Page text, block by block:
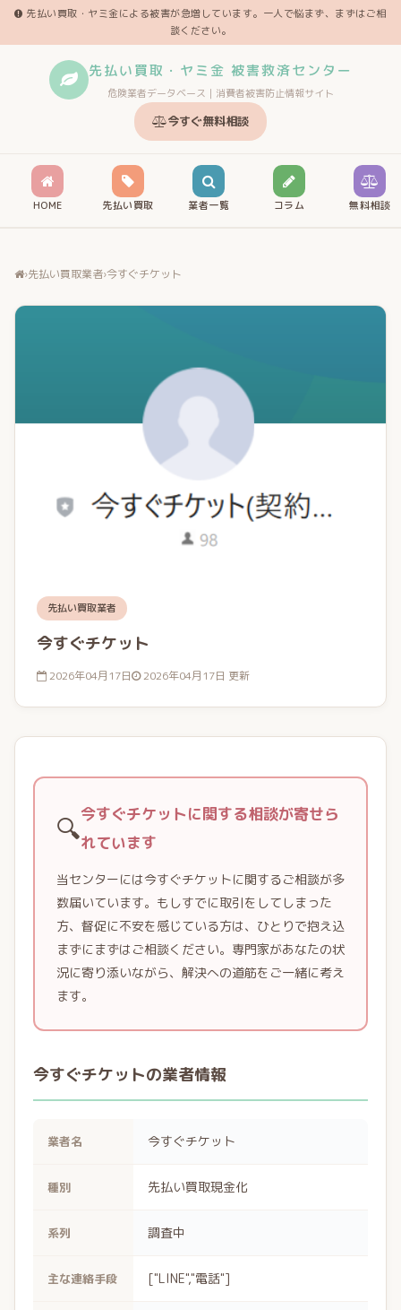
先払い買取・ヤミ金による被害が急増しています。一人で悩まず、まずはご相
談ください。
先払い買取・ヤミ金 被害救済センター
危険業者データベース｜消費者被害防止情報サイト
今すぐ無料相談
HOME 先払い買取 業者一覧 コラム 無料相談
›先払い買取業者›今すぐチケット
先払い買取業者
今すぐチケット
2026年04月17日 2026年04月17日 更新
🔍今すぐチケットに関する相談が寄せら
れています
当センターには今すぐチケットに関するご相談が多
数届いています。もしすでに取引をしてしまった
方、督促に不安を感じている方は、ひとりで抱え込
まずにまずはご相談ください。専門家があなたの状
況に寄り添いながら、解決への道筋をご一緒に考え
ます。
今すぐチケットの業者情報
業者名 今すぐチケット
種別 先払い買取現金化
系列 調査中
主な連絡手段 ["LINE","電話"]